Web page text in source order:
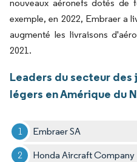
nouveaux aéronefs dotés de
exemple, en 2022, Embraer a
augmenté les livraisons
2021.
Leaders du secteur
légers en Amérique du
Embraer SA
Honda Aircraft Company